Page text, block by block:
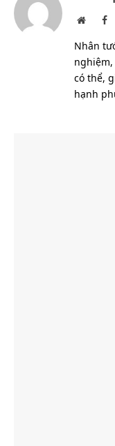
Website
Nhân
có thể,
hạnh